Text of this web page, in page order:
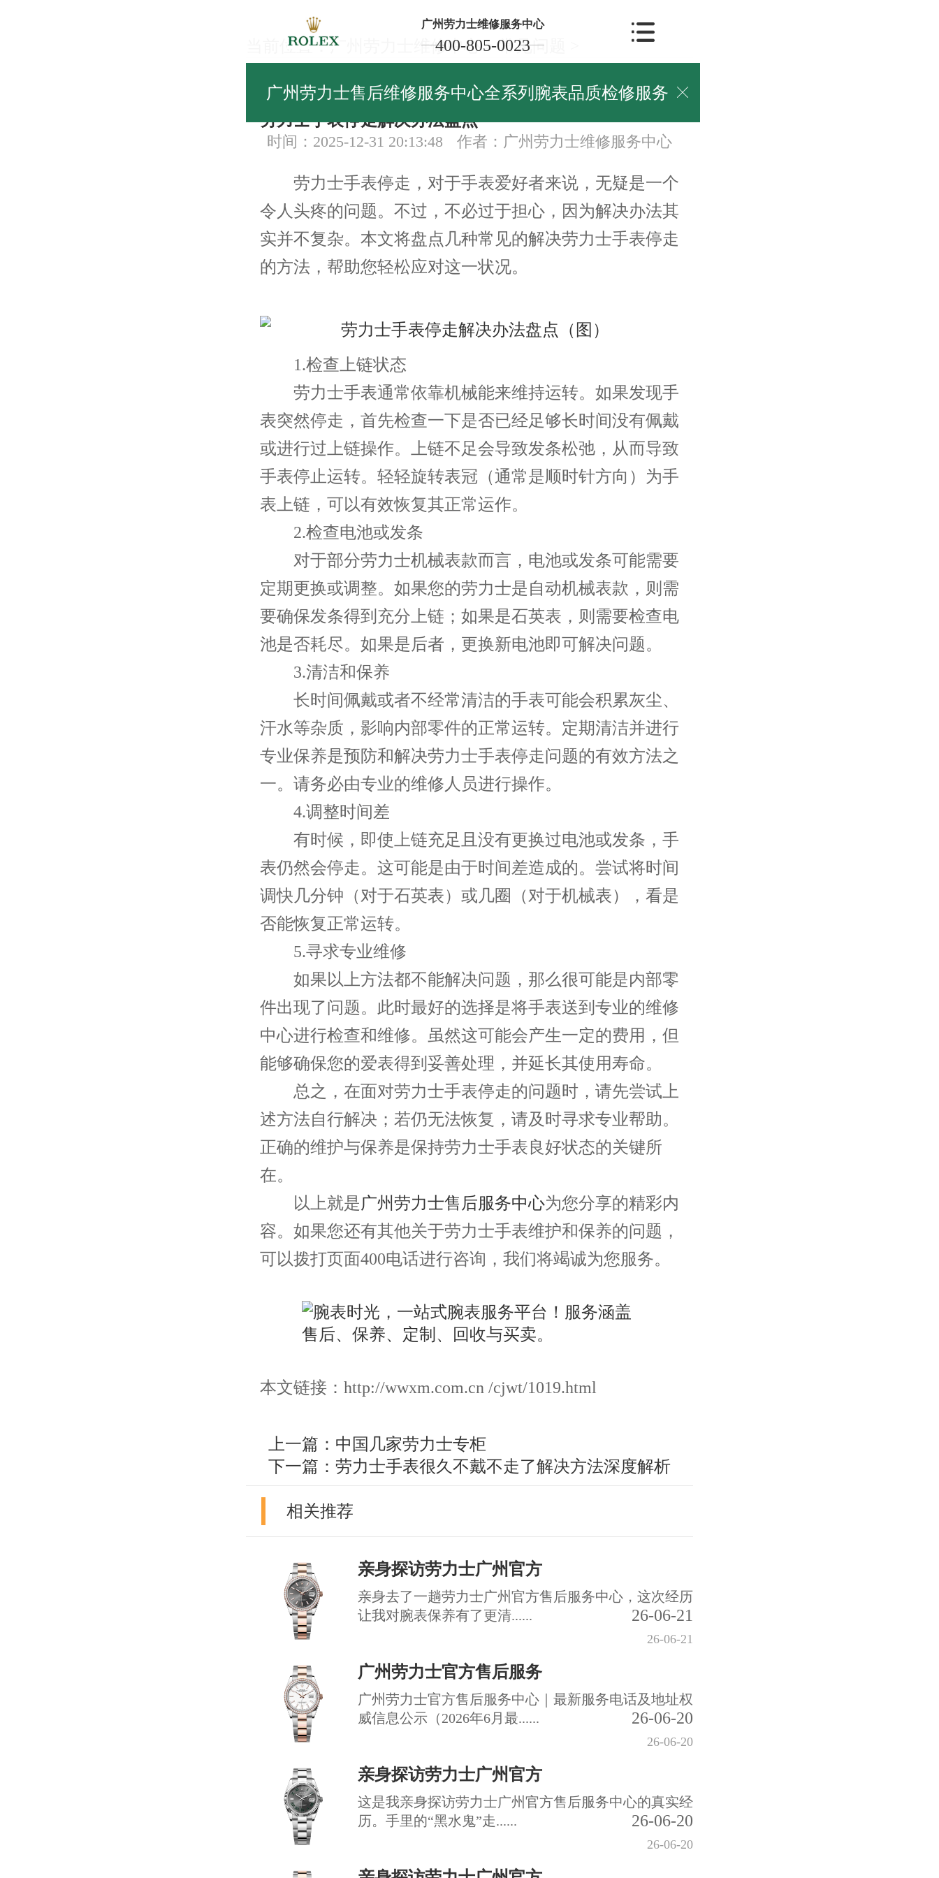
广州劳力士维修服务中心
400-805-0023
广州劳力士售后维修服务中心全系列腕表品质检修服务 
当前位置：广州劳力士维修中心>常见问题
常见问题
劳力士手表停走解决办法盘点
时间：2025-12-31 20:13:48 作者：广州劳力士维修服务中心
劳力士手表停走，对于手表爱好者来说，无疑是一个
令人头疼的问题。不过，不必过于担心，因为解决办法其
实并不复杂。本文将盘点几种常见的解决劳力士手表停走
的方法，帮助您轻松应对这一状况。
1.检查上链状态
劳力士手表通常依靠机械能来维持运转。如果发现手
表突然停走，首先检查一下是否已经足够长时间没有佩戴
或进行过上链操作。上链不足会导致发条松弛，从而导致
手表停止运转。轻轻旋转表冠（通常是顺时针方向）为手
表上链，可以有效恢复其正常运作。
2.检查电池或发条
对于部分劳力士机械表款而言，电池或发条可能需要
定期更换或调整。如果您的劳力士是自动机械表款，则需
要确保发条得到充分上链；如果是石英表，则需要检查电
池是否耗尽。如果是后者，更换新电池即可解决问题。
3.清洁和保养
长时间佩戴或者不经常清洁的手表可能会积累灰尘、
汗水等杂质，影响内部零件的正常运转。定期清洁并进行
专业保养是预防和解决劳力士手表停走问题的有效方法之
一。请务必由专业的维修人员进行操作。
4.调整时间差
有时候，即使上链充足且没有更换过电池或发条，手
表仍然会停走。这可能是由于时间差造成的。尝试将时间
调快几分钟（对于石英表）或几圈（对于机械表），看是
否能恢复正常运转。
5.寻求专业维修
如果以上方法都不能解决问题，那么很可能是内部零
件出现了问题。此时最好的选择是将手表送到专业的维修
中心进行检查和维修。虽然这可能会产生一定的费用，但
能够确保您的爱表得到妥善处理，并延长其使用寿命。
总之，在面对劳力士手表停走的问题时，请先尝试上
述方法自行解决；若仍无法恢复，请及时寻求专业帮助。
正确的维护与保养是保持劳力士手表良好状态的关键所
在。
以上就是广州劳力士售后服务中心为您分享的精彩内
容。如果您还有其他关于劳力士手表维护和保养的问题，
可以拨打页面400电话进行咨询，我们将竭诚为您服务。
本文链接：http://wwxm.com.cn /cjwt/1019.html
上一篇： 中国几家劳力士专柜
下一篇： 劳力士手表很久不戴不走了解决方法深度解析
相关推荐
亲身探访劳力士广州官方
亲身去了一趟劳力士广州官方售后服务中心，这次经历
让我对腕表保养有了更清......
26-06-21
26-06-21
广州劳力士官方售后服务
广州劳力士官方售后服务中心｜最新服务电话及地址权
威信息公示（2026年6月最......
26-06-20
26-06-20
亲身探访劳力士广州官方
这是我亲身探访劳力士广州官方售后服务中心的真实经
历。手里的“黑水鬼”走......
26-06-20
26-06-20